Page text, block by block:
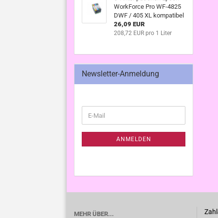
WorkForce Pro WF-4825
DWF / 405 XL kompatibel
26,09 EUR
208,72 EUR pro 1 Liter
Newsletter-Anmeldung
ZUR
ANMELDUNG
E-
Mail
ANMELDEN
MEHR ÜBER...